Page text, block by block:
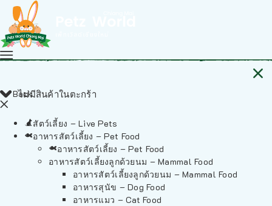
ไม่มีสินค้าในตะกร้า
Back
สัตว์เลี้ยง – Live Pets
อาหารสัตว์เลี้ยง – Pet Food
อาหารสัตว์เลี้ยง – Pet Food
อาหารสัตว์เลี้ยงลูกด้วยนม – Mammal Food
อาหารสัตว์เลี้ยงลูกด้วยนม – Mammal Food
อาหารสุนัข – Dog Food
อาหารแมว – Cat Food